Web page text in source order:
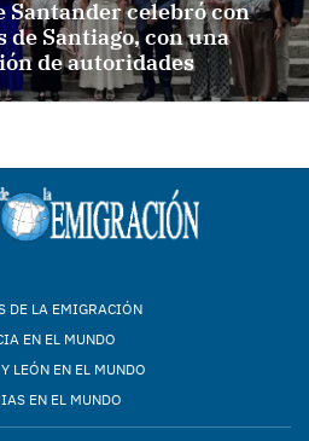
Santander celebró con
de Santiago, con una
de autoridades
DE LA EMIGRACIÓN
EN EL MUNDO
LEÓN EN EL MUNDO
EN EL MUNDO